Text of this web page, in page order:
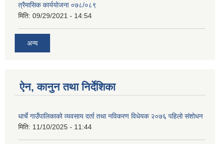
त्रैमासिक कार्ययोजना ०७८/०८९
मिति: 09/29/2021 - 14:54
अन्य
ऐन, कानुन तथा निर्देशिका
धार्चे गाउँपालिकाको व्यवसाय दर्ता तथा नविकरण विधेयक २०७६ पहिलो संशोधन
मिति: 11/10/2025 - 11:44